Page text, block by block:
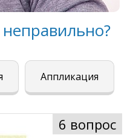
неправильно?
Аппликация
6 вопрос